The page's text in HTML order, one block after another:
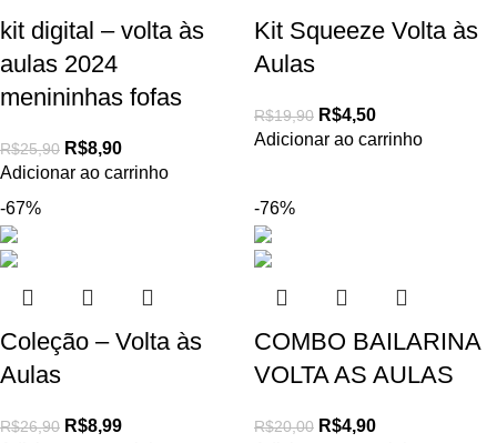
kit digital – volta às
aulas 2024
menininhas fofas
R$25,90 R$8,90
Adicionar ao carrinho
Kit Squeeze Volta às
Aulas
R$19,90 R$4,50
Adicionar ao carrinho
-67%
Coleção – Volta às
Aulas
R$26,90 R$8,99
-76%
COMBO BAILARINA
VOLTA AS AULAS
R$20,00 R$4,90